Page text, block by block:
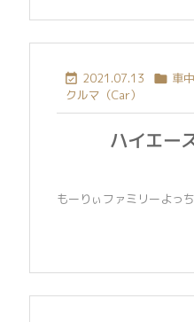
 2021.07.13  車
クルマ（Car）
ハイエー
もーりぃファミリーよっ